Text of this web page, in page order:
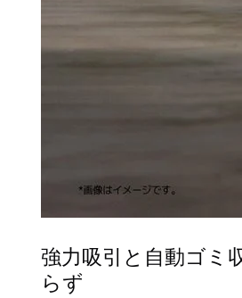
強力吸引と自動ゴミ
らず